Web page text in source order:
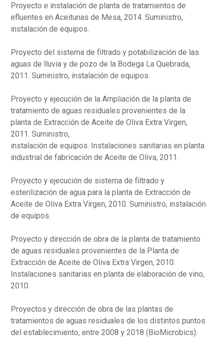
Proyecto e instalación de planta de tratamientos de
efluentes en Aceitunas de Mesa, 2014. Suministro,
instalación de equipos.
Proyecto del sistema de filtrado y potabilización de las
aguas de lluvia y de pozo de la Bodega La Quebrada,
2011. Suministro, instalación de equipos.
Proyecto y ejecución de la Ampliación de la planta de
tratamiento de aguas residuales provenientes de la
planta de Extracción de Aceite de Oliva Extra Virgen,
2011. Suministro,
instalación de equipos. Instalaciones sanitarias en planta
industrial de fabricación de Aceite de Oliva, 2011.
Proyecto y ejecución de sistema de filtrado y
esterilización de agua para la planta de Extracción de
Aceite de Oliva Extra Virgen, 2010. Suministro, instalación
de equipos.
Proyecto y dirección de obra de la planta de tratamiento
de aguas residuales provenientes de la Planta de
Extracción de Aceite de Oliva Extra Virgen, 2010.
Instalaciones sanitarias en planta de elaboración de vino,
2010.
Proyectos y dirección de obra de las plantas de
tratamientos de aguas residuales de los distintos puntos
del establecimiento, entre 2008 y 2018 (BioMicrobics).